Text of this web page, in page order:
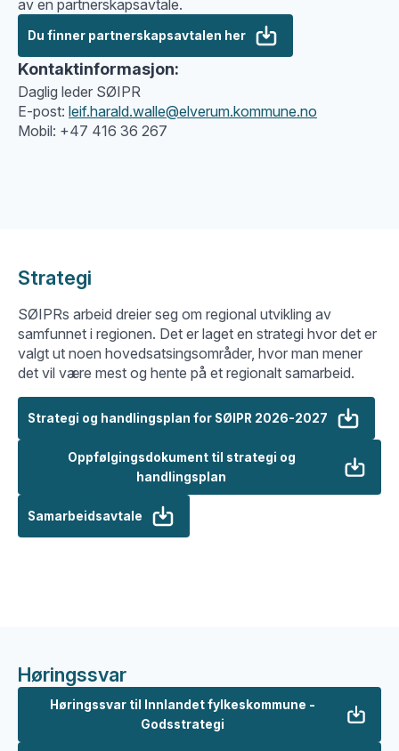
av en partnerskapsavtale.
Du finner partnerskapsavtalen her
Kontaktinformasjon:
Daglig leder SØIPR
E-post: leif.harald.walle@elverum.kommune.no
Mobil: +47 416 36 267
Strategi
SØIPRs arbeid dreier seg om regional utvikling av
samfunnet i regionen. Det er laget en strategi hvor det er
valgt ut noen hovedsatsingsområder, hvor man mener
det vil være mest og hente på et regionalt samarbeid.
Strategi og handlingsplan for SØIPR 2026-2027
Oppfølgingsdokument til strategi og
handlingsplan
Samarbeidsavtale
Høringssvar
Høringssvar til Innlandet fylkeskommune -
Godsstrategi